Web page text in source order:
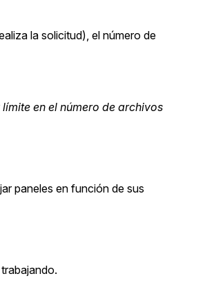
la solicitud), el número de
en el número de archivos
paneles en función de sus